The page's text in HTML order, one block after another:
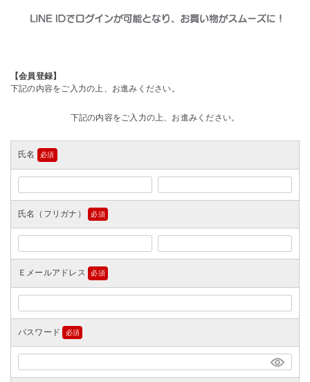
【会員登録】
下記の内容をご入力の上、お進みください。
下記の内容をご入力の上、お進みください。
氏名
須)
氏名（フリガナ）
(必
須)
Ｅメールアドレス
須)
パスワード
須)